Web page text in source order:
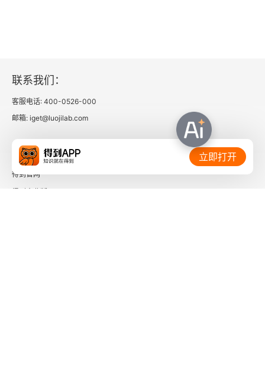
联系我们：
客服电话: 400-0526-000
邮箱: iget@luojilab.com
相关链接：
得到官网
立即打开